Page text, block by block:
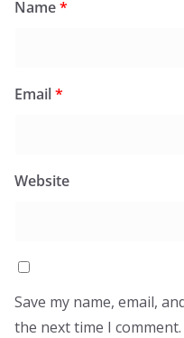
Name*
Email*
Website
Save my name, email,
the next time I comment.